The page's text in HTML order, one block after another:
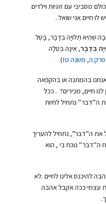
מסביבי עם זוגיות וילדים
לו חיים אני שואל .
שֶׁהִיא תְלוּיָה בְדָבָר, בָּטֵל
בְדָבָר, אֵינָהּ בְּטֵלָה
פרק ה, משנה טז)
בהמתנה או בהקפאה
חיים, מכירים? . ככל
ה”דבר” נתחיל לחיות
את ה”דבר”, נתחיל להעריך
ה”דבר” נוכח בי , הוא
להיכנס אלינו לחיים .לא
עצמי ככה אקבל אהבה